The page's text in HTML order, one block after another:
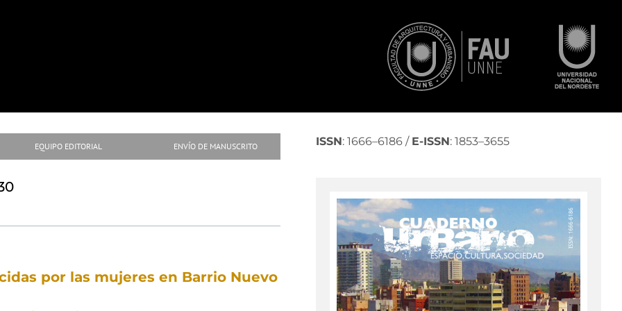
EQUIPO EDITORIAL ENVÍO DE MANUSCRITO ISSN: 1666–6186 / E-ISSN: 1853–3655
por las mujeres en Barrio Nuevo